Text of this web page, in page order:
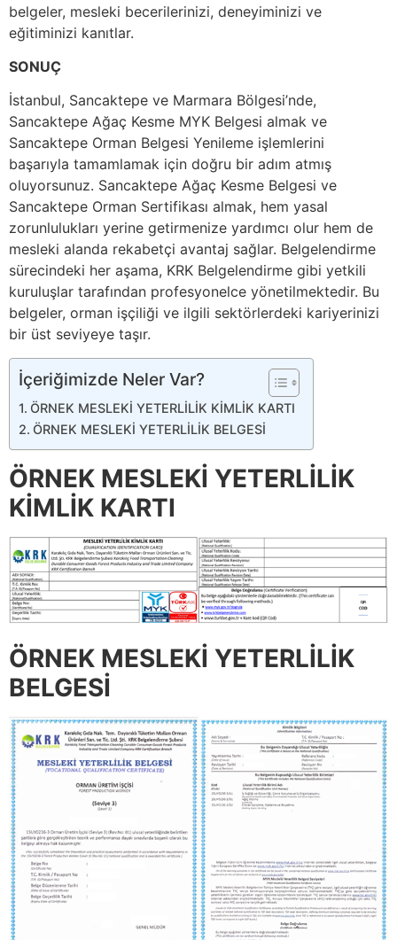
belgeler, mesleki becerilerinizi, deneyiminizi ve
eğitiminizi kanıtlar.
SONUÇ
İstanbul, Sancaktepe ve Marmara Bölgesi’nde,
Sancaktepe Ağaç Kesme MYK Belgesi almak ve
Sancaktepe Orman Belgesi Yenileme işlemlerini
başarıyla tamamlamak için doğru bir adım atmış
oluyorsunuz. Sancaktepe Ağaç Kesme Belgesi ve
Sancaktepe Orman Sertifikası almak, hem yasal
zorunlulukları yerine getirmenize yardımcı olur hem de
mesleki alanda rekabetçi avantaj sağlar. Belgelendirme
sürecindeki her aşama, KRK Belgelendirme gibi yetkili
kuruluşlar tarafından profesyonelce yönetilmektedir. Bu
belgeler, orman işçiliği ve ilgili sektörlerdeki kariyerinizi
bir üst seviyeye taşır.
İçeriğimizde Neler Var?
ÖRNEK MESLEKİ YETERLİLİK KİMLİK KARTI
ÖRNEK MESLEKİ YETERLİLİK BELGESİ
ÖRNEK MESLEKİ YETERLİLİK
KİMLİK KARTI
ÖRNEK MESLEKİ YETERLİLİK
BELGESİ